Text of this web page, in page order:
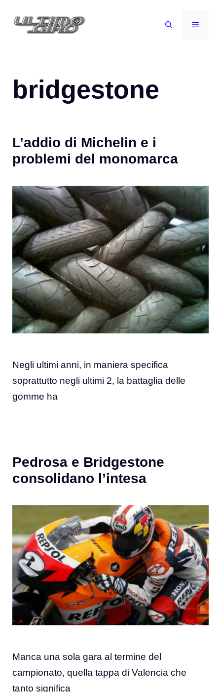
MENU
bridgestone
L’addio di Michelin e i
problemi del monomarca
Negli ultimi anni, in maniera specifica
soprattutto negli ultimi 2, la battaglia delle
gomme ha
Pedrosa e Bridgestone
consolidano l’intesa
Manca una sola gara al termine del
campionato, quella tappa di Valencia che
tanto significa